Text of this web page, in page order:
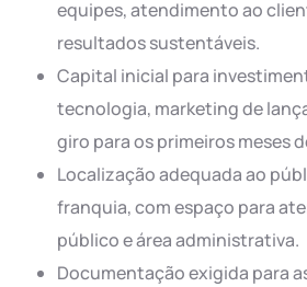
equipes, atendimento ao
resultados sustentáveis.
Capital inicial para
tecnologia, marketing de
giro para os primeiros meses
Localização adequada ao
franquia, com espaço para
público e área administrativa.
Documentação exigida para